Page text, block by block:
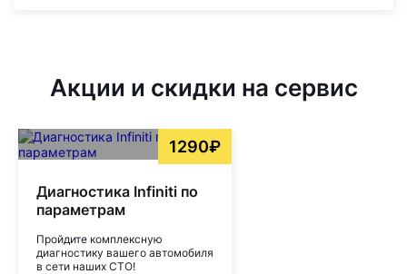
Акции и скидки на сервис
1290₽
Диагностика Infiniti по
параметрам
Пройдите комплексную
диагностику вашего автомобиля
в сети наших СТО!